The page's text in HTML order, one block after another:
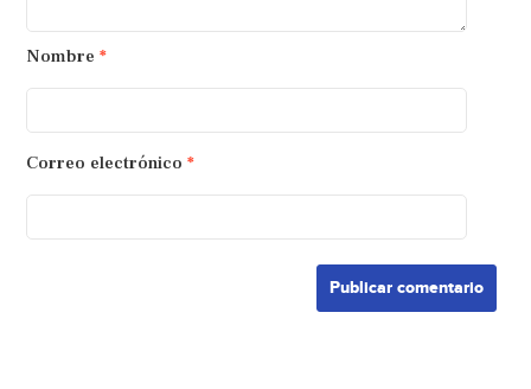
Nombre *
Correo electrónico *